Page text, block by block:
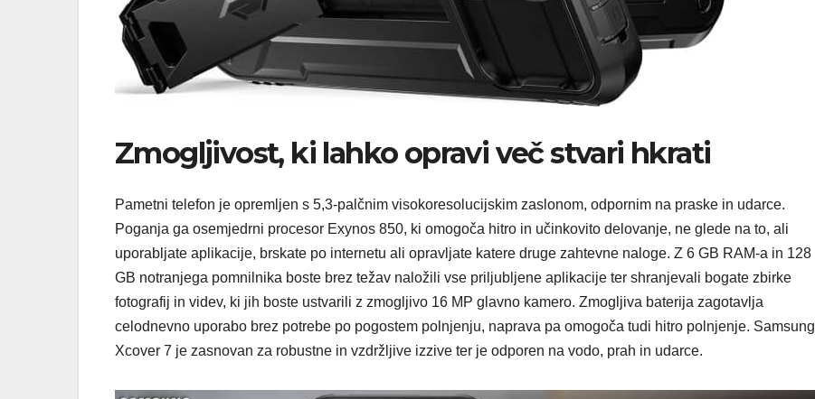
Zmogljivost, ki lahko opravi več stvari hkrati
Pametni telefon je opremljen s 5,3-palčnim visokoresolucijskim zaslonom, odpornim na praske in udarce.
Poganja ga osemjedrni procesor Exynos 850, ki omogoča hitro in učinkovito delovanje, ne glede na to, ali
uporabljate aplikacije, brskate po internetu ali opravljate katere druge zahtevne naloge. Z 6 GB RAM-a in 128
GB notranjega pomnilnika boste brez težav naložili vse priljubljene aplikacije ter shranjevali bogate zbirke
fotografij in videv, ki jih boste ustvarili z zmogljivo 16 MP glavno kamero. Zmogljiva baterija zagotavlja
celodnevno uporabo brez potrebe po pogostem polnjenju, naprava pa omogoča tudi hitro polnjenje. Samsung
Xcover 7 je zasnovan za robustne in vzdržljive izzive ter je odporen na vodo, prah in udarce.